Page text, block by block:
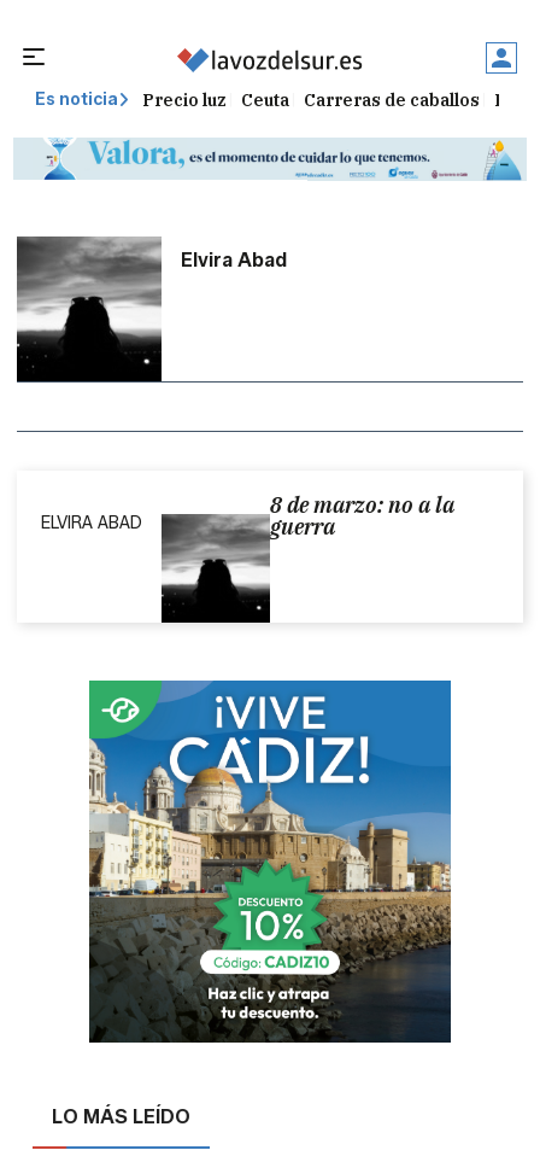
Es noticia Precio luz Ceuta Carreras de caballos
Elvira Abad
8 de marzo: no a la
guerra
ELVIRA ABAD
LO MÁS LEÍDO